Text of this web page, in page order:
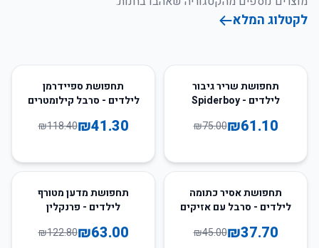
לקטלוג המלא
תחפושת שריר גיבור
לילדים - Spiderboy
₪61.10
₪75.00
תחפושת ספיידרמן
לילדים - סרבל קילומטרים
₪41.30
₪118.40
16תחפושת אסיר כתומה
לילדים - סרבל עם אזיקים
₪37.70
₪45.00
49תחפושת מדען מטורף
לילדים - פרנקלין
₪63.00
₪122.80